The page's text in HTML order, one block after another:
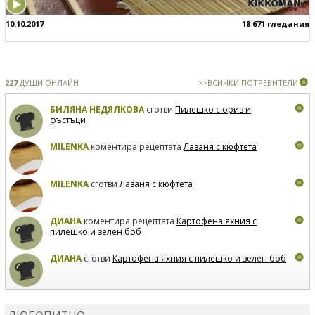
10.10.2017 18 671 гледания
227ДУШИ ОНЛАЙН >>ВСИЧКИ ПОТРЕБИТЕЛИ
БИЛЯНА НЕДЯЛКОВАсготви Пилешко с ориз и
фъстъци
MILENKAкоментира рецептатаЛазаня с кюфтета
MILENKAсготвиЛазаня с кюфтета
ДИАНАкоментира рецептата Картофена яхния с
пилешко и зелен боб
ДИАНАсготви Картофена яхния с пилешко и зелен боб